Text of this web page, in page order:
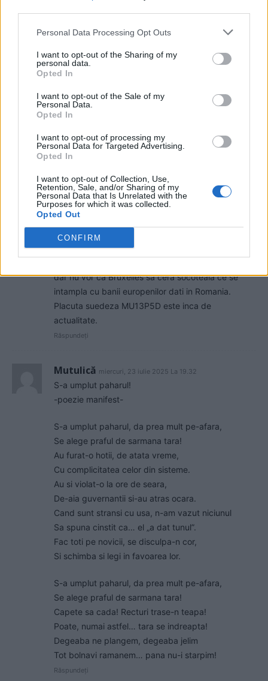
Personal Data Processing Opt Outs
I want to opt-out of the Sharing of my
personal data.
Opted In
I want to opt-out of the Sale of my
Personal Data.
Opted In
I want to opt-out of processing my
Personal Data for Targeted Advertising.
Opted In
I want to opt-out of Collection, Use,
Retention, Sale, and/or Sharing of my
Personal Data that Is Unrelated with the
Purposes for which it was collected.
Opted Out
CONFIRM
EXECUTARE, CA NU E EFICIENT.
ASTA VA CRESTE ELANUL SI EFICIENTA
HOTILOR?
Răspundeți
Ion Ardeleanu miercuri, 23 iulie 2025 La 18.50
PSD nu va disparea se va vasa in … AUR. Deja
primarii lor au amenintat ca daca nu merge treaba
in continuare unsa trec la AUR. Sa nu ajunga
vreodata AUR la guvern ca o sa vedem prostia in
splendoarea ei. Parca il si vad pe Mugur Mihaescu
in rolul vicepremierului, cu basma in cap, prostind
romanii ca nu mai are visteria bani. Nici nu vreau sa
imi imaginez cat de rapid vom ajunge sub Junk, cu
euro cat casa si dobanzi de nu o sa le cuprindem
cu ochii. AUR este doar un vehicul inventat de PSD
dar nu vor ca Bruxelles sa cera socoteala ce se
intampla cu banii europenilor dati in Romania.
Placuta suedeza MU13P5D este inca de
actualitate.
Răspundeți
Mutulică miercuri, 23 iulie 2025 La 19.32
S-a umplut paharul!
-poezie manifest-
S-a umplut paharul, da prea mult pe-afara,
Se alege praful de sarmana tara!
Au furat-o hotii, de atata vreme,
Cu complicitatea celor din sisteme.
Au si violat-o la ore de seara,
De-aia guvernantii si-au atras ocara.
Cand sunt stransi cu usa, n-am vazut niciunul
Sa spuna cinstit ca… el „a dat tunul”.
Fac toti pe novicii, se disculpa-n cor,
Si schimba si legi in favoarea lor.
S-a umplut paharul, da prea mult pe-afara,
Se alege praful de sarmana tara!
Capete sa cada! Recturi trase-n teapa!
Poate, numai astfel… tara se indreapta!
Degeaba ne plangem, degeaba jelim
Tot bolnavi ramanem… pana nu-i starpim!
Răspundeți